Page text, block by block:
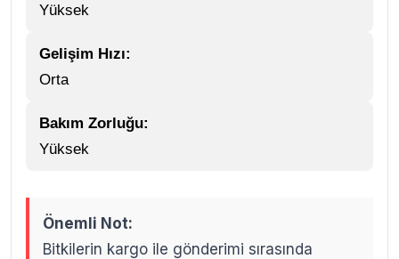
Yüksek
Gelişim Hızı:
Orta
Bakım Zorluğu:
Yüksek
Önemli Not:
Bitkilerin kargo ile gönderimi sırasında